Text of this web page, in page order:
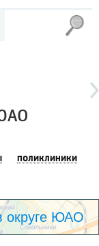
ПОЛИКЛИНИКИ
округе ЮАО